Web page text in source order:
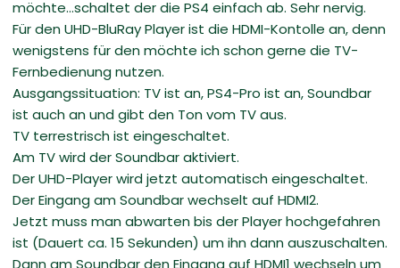
möchte...schaltet der die PS4 einfach ab. Sehr nervig.
Für den UHD-BluRay Player ist die HDMI-Kontolle an, denn
wenigstens für den möchte ich schon gerne die TV-
Fernbedienung nutzen.
Ausgangssituation: TV ist an, PS4-Pro ist an, Soundbar
ist auch an und gibt den Ton vom TV aus.
TV terrestrisch ist eingeschaltet.
Am TV wird der Soundbar aktiviert.
Der UHD-Player wird jetzt automatisch eingeschaltet.
Der Eingang am Soundbar wechselt auf HDMI2.
Jetzt muss man abwarten bis der Player hochgefahren
ist (Dauert ca. 15 Sekunden) um ihn dann auszuschalten.
Dann am Soundbar den Eingang auf HDMI1 wechseln um